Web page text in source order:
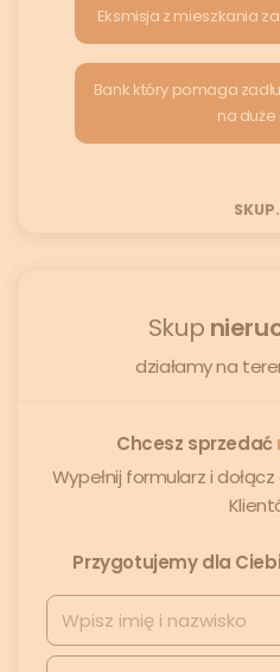
Eksmisja z mieszkania
Bank który pomaga
na duże
Skup
działamy na
Chcesz sprzedać
Wypełnij formularz i
Przygotujemy dla